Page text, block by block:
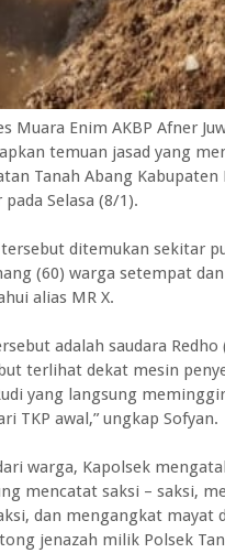
Muara Enim AKBP Afner
temuan jasad yang
Tanah Abang
Selasa (8/1).
ditemukan sekitar
(60) warga setempat
alias MR X.
adalah saudara
terlihat dekat mesin
yang langsung
TKP awal,” ungkap Sofyan.
warga, Kapolsek
mencatat saksi – saksi,
dan mengangkat mayat
jenazah milik Polsek